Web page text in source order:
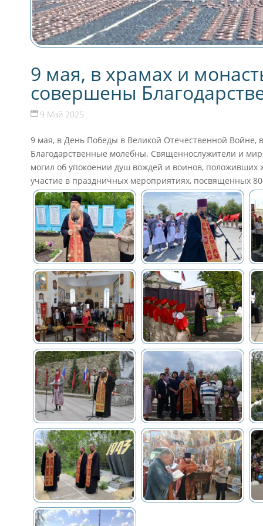
9 мая, в храмах и
совершены
9 Май 2025
9 мая, в День Победы в Великой Отечественной
Благодарственные молебны. Священнослужители и
могил об упокоении душ вождей и воинов,
участие в праздничных мероприятиях, посвященных